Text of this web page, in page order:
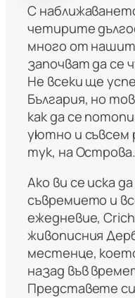
С
четирите
много от
започват да се
Не всеки ще
България, но
как да се
уютно и съвсем
тук, на Острова.
Ако ви се иска
съвремието и
ежедневие,
живописния
местенце,
назад във
Представете си